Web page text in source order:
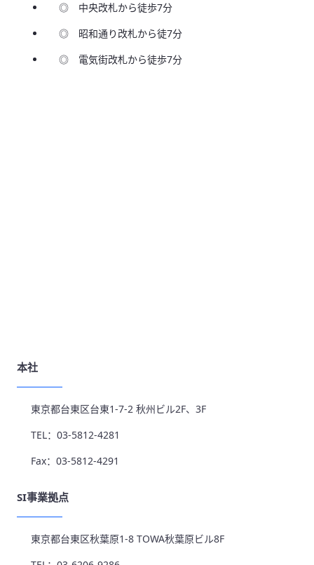
◎ 中央改札から徒歩7分
◎ 昭和通り改札から徒7分
◎ 電気街改札から徒歩7分
本社
東京都台東区台東1-7-2 秋州ビル2F、3F
TEL：03-5812-4281
Fax：03-5812-4291
SI事業拠点
東京都台東区秋葉原1-8 TOWA秋葉原ビル8F